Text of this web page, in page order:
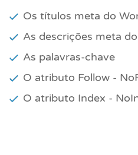
Os títulos meta do
As descrições meta
As palavras-chave
O atributo Follow -
O atributo Index -